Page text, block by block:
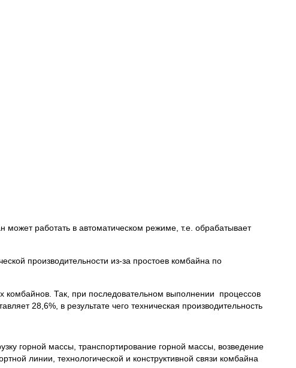
работать в автоматическом режиме, т.е. обрабатывает
производительности из-за простоев комбайна по
Так, при последовательном выполнении процессов
28,6%, в результате чего техническая производительность
горной массы, транспортирование горной массы, возведение
линии, технологической и конструктивной связи комбайна